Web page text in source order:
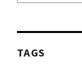
TAGS